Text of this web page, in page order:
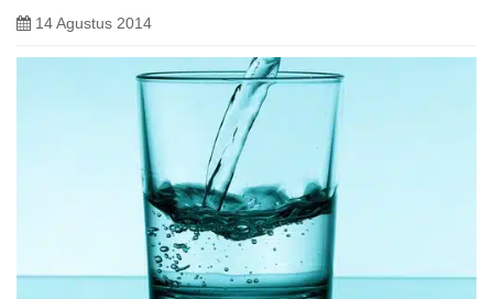
14 Agustus 2014